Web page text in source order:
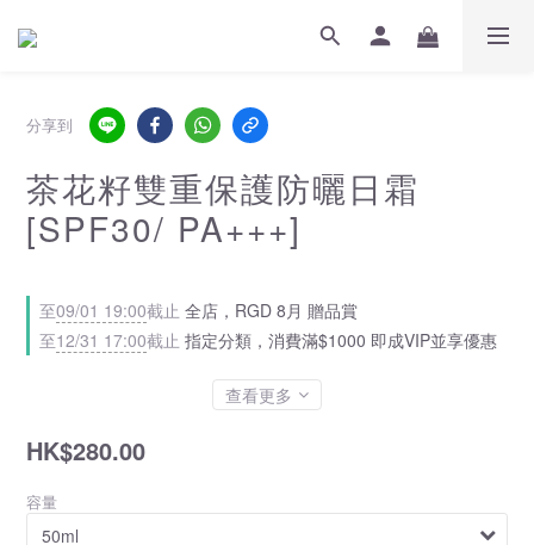
分享到
茶花籽雙重保護防曬日霜
[SPF30/ PA+++]
至09/01 19:00截止 全店，RGD 8月 贈品賞
至12/31 17:00截止 指定分類，消費滿$1000 即成VIP並享優惠
查看更多
HK$280.00
容量